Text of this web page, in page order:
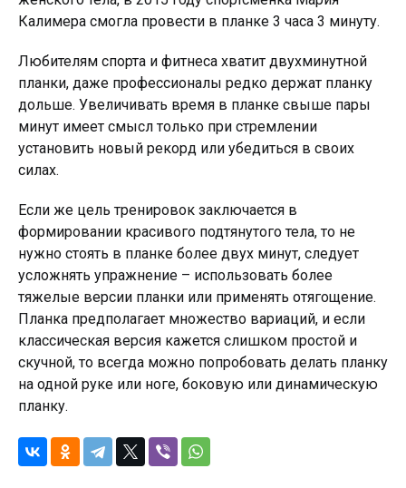
Калимера смогла провести в планке 3 часа 3 минуту.
Любителям спорта и фитнеса хватит двухминутной
планки, даже профессионалы редко держат планку
дольше. Увеличивать время в планке свыше пары
минут имеет смысл только при стремлении
установить новый рекорд или убедиться в своих
силах.
Если же цель тренировок заключается в
формировании красивого подтянутого тела, то не
нужно стоять в планке более двух минут, следует
усложнять упражнение – использовать более
тяжелые версии планки или применять отягощение.
Планка предполагает множество вариаций, и если
классическая версия кажется слишком простой и
скучной, то всегда можно попробовать делать планку
на одной руке или ноге, боковую или динамическую
планку.